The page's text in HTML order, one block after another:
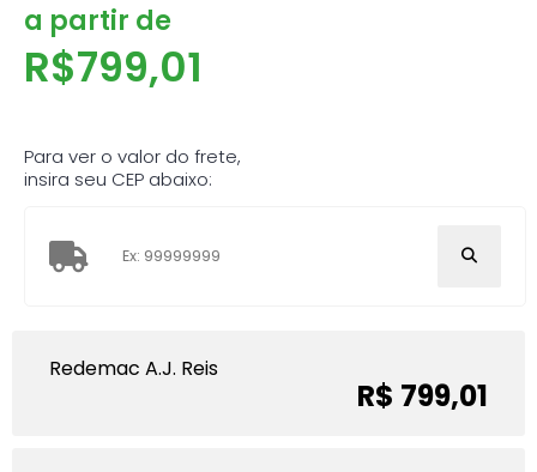
a partir de
R$799,01
Para ver o valor do frete,
insira seu CEP abaixo:
Redemac A.J. Reis
R$ 799,01